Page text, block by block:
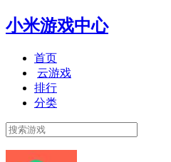
小米游戏中心
首页
云游戏
排行
分类